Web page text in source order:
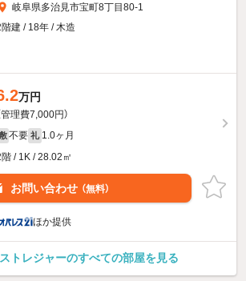
岐阜県多治見市宝町8丁目80-1
建 / 18年 / 木造
万円
管理費7,000円）
不要 礼 1.0ヶ月
/ 1K / 28.02㎡
お問い合わせ （無料）
ほか提供
トレジャーのすべての部屋を見る